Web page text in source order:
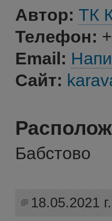
Автор: ТК
Телефон:
Email:
Сайт:
Бабстово
18.05.2021 г.